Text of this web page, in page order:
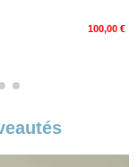
100,00 €